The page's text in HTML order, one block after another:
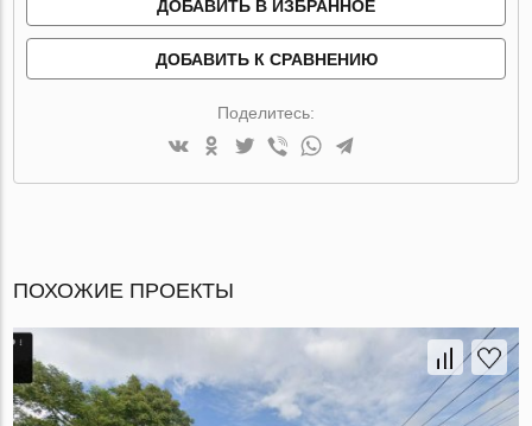
ДОБАВИТЬ В ИЗБРАННОЕ
ДОБАВИТЬ К СРАВНЕНИЮ
Поделитесь:
ПОХОЖИЕ ПРОЕКТЫ